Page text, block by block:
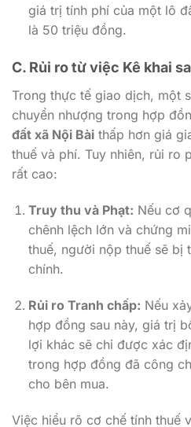
giá trị tính phí của một lô
là 50 triệu đồng.
C. Rủi ro từ việc Kê khai
Trong thực tế giao dịch, một
chuyển nhượng trong hợp
đất xã Nội Bài thấp hơn giá
thuế và phí. Tuy nhiên, rủi ro
rất cao:
Truy thu và Phạt: Nếu cơ
chênh lệch lớn và chứng
thuế, người nộp thuế sẽ bị
chính.
Rủi ro Tranh chấp: Nếu
hợp đồng sau này, giá trị
lợi khác sẽ chỉ được xác
trong hợp đồng đã công
cho bên mua.
Việc hiểu rõ cơ chế tính thuế